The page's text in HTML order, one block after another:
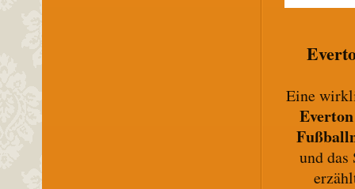
Eine
und